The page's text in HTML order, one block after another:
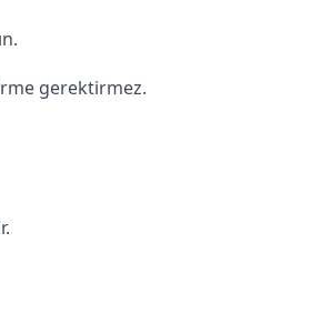
gerektirmez.